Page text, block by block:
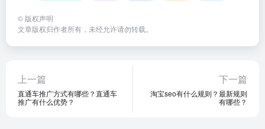
© 版权声明
文章版权归作者所有，未经允许请勿转载。
上一篇
直通车推广方式有哪些？直通车
推广有什么优势？
下一篇
淘宝seo有什么规则？最新规则
有哪些？